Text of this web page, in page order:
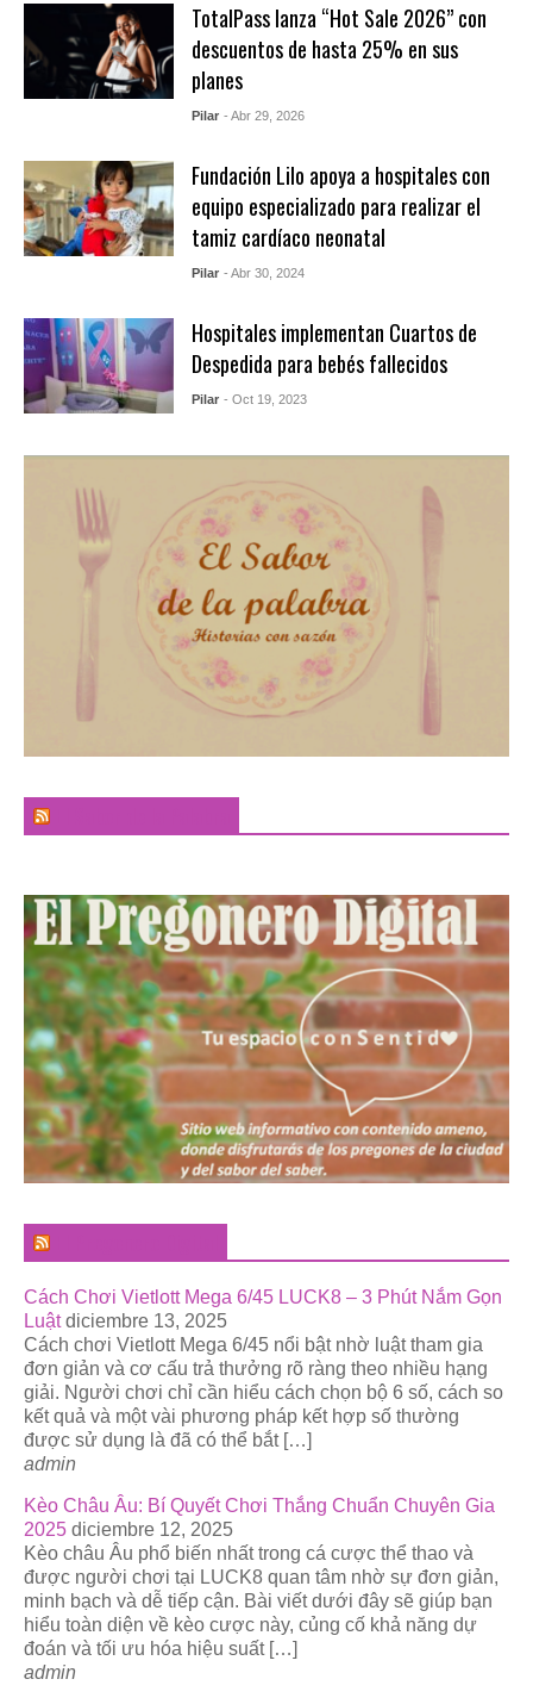
TotalPass lanza “Hot Sale 2026” con
descuentos de hasta 25% en sus
planes
Pilar - Abr 29, 2026
Fundación Lilo apoya a hospitales con
equipo especializado para realizar el
tamiz cardíaco neonatal
Pilar - Abr 30, 2024
Hospitales implementan Cuartos de
Despedida para bebés fallecidos
Pilar - Oct 19, 2023
Cách Chơi Vietlott Mega 6/45 LUCK8 – 3 Phút Nắm Gọn
Luật diciembre 13, 2025
Cách chơi Vietlott Mega 6/45 nổi bật nhờ luật tham gia
đơn giản và cơ cấu trả thưởng rõ ràng theo nhiều hạng
giải. Người chơi chỉ cần hiểu cách chọn bộ 6 số, cách so
kết quả và một vài phương pháp kết hợp số thường
được sử dụng là đã có thể bắt […]
admin
Kèo Châu Âu: Bí Quyết Chơi Thắng Chuẩn Chuyên Gia
2025 diciembre 12, 2025
Kèo châu Âu phổ biến nhất trong cá cược thể thao và
được người chơi tại LUCK8 quan tâm nhờ sự đơn giản,
minh bạch và dễ tiếp cận. Bài viết dưới đây sẽ giúp bạn
hiểu toàn diện về kèo cược này, củng cố khả năng dự
đoán và tối ưu hóa hiệu suất […]
admin